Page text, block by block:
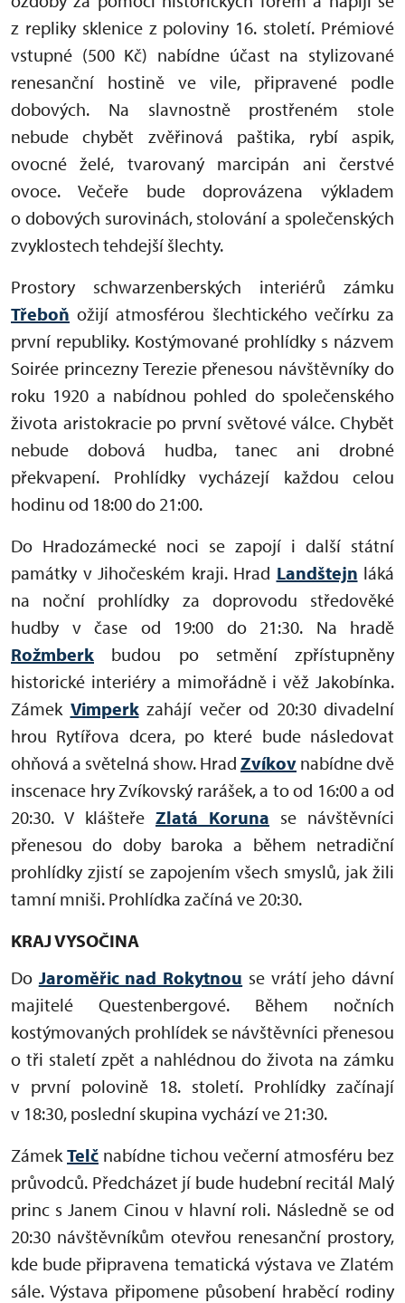
z repliky sklenice z poloviny 16. století. Prémiové
vstupné (500 Kč) nabídne účast na stylizované
renesanční hostině ve vile, připravené podle
dobových. Na slavnostně prostřeném stole
nebude chybět zvěřinová paštika, rybí aspik,
ovocné želé, tvarovaný marcipán ani čerstvé
ovoce. Večeře bude doprovázena výkladem
o dobových surovinách, stolování a společenských
zvyklostech tehdejší šlechty.
Prostory schwarzenberských interiérů zámku
Třeboň ožijí atmosférou šlechtického večírku za
první republiky. Kostýmované prohlídky s názvem
Soirée princezny Terezie přenesou návštěvníky do
roku 1920 a nabídnou pohled do společenského
života aristokracie po první světové válce. Chybět
nebude dobová hudba, tanec ani drobné
překvapení. Prohlídky vycházejí každou celou
hodinu od 18:00 do 21:00.
Do Hradozámecké noci se zapojí i další státní
památky v Jihočeském kraji. Hrad Landštejn láká
na noční prohlídky za doprovodu středověké
hudby v čase od 19:00 do 21:30. Na hradě
Rožmberk budou po setmění zpřístupněny
historické interiéry a mimořádně i věž Jakobínka.
Zámek Vimperkzahájí večer od 20:30 divadelní
hrou Rytířova dcera, po které bude následovat
ohňová a světelná show. Hrad Zvíkov nabídne dvě
inscenace hry Zvíkovský rarášek, a to od 16:00 a od
20:30. V klášteře Zlatá Koruna se návštěvníci
přenesou do doby baroka a během netradiční
prohlídky zjistí se zapojením všech smyslů, jak žili
tamní mniši. Prohlídka začíná ve 20:30.
KRAJ VYSOČINA
Do Jaroměřic nad Rokytnou se vrátí jeho dávní
majitelé Questenbergové. Během nočních
kostýmovaných prohlídek se návštěvníci přenesou
o tři staletí zpět a nahlédnou do života na zámku
v první polovině 18. století. Prohlídky začínají
v 18:30, poslední skupina vychází ve 21:30.
Zámek Telč nabídne tichou večerní atmosféru bez
průvodců. Předcházet jí bude hudební recitál Malý
princ s Janem Cinou v hlavní roli. Následně se od
20:30 návštěvníkům otevřou renesanční prostory,
kde bude připravena tematická výstava ve Zlatém
sále. Výstava připomene působení hraběcí rodiny